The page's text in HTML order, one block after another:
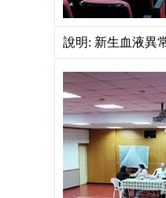
說明: 新生血液異